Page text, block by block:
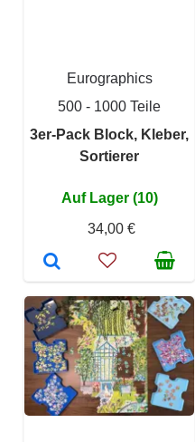
Eurographics
500 - 1000 Teile
3er-Pack Block, Kleber,
Sortierer
Auf Lager (10)
34,00 €